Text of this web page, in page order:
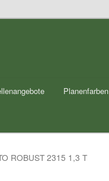
Planenfarben
ROBUST 2315 1,3 T